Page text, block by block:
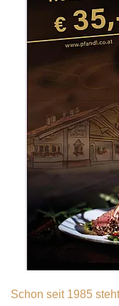
Schon seit 1985